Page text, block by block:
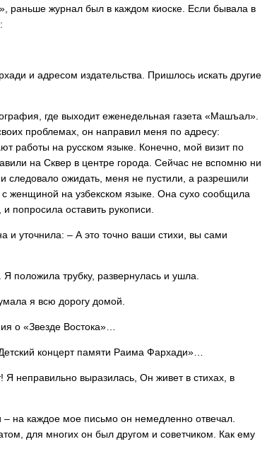
раньше журнал был в каждом киоске. Если бывала в
и адресом издательства. Пришлось искать другие
где выходит еженедельная газета «Машъал».
проблемах, он направил меня по адресу:
работы на русском языке. Конечно, мой визит по
на Сквер в центре города. Сейчас не вспомню ни
следовало ожидать, меня не пустили, а разрешили
женщиной на узбекском языке. Она сухо сообщила
попросила оставить рукописи.
и уточнила: – А это точно ваши стихи, вы сами
положила трубку, развернулась и ушла.
я всю дорогу домой.
о «Звезде Востока»…
концерт памяти Раима Фархади»…
Я неправильно выразилась, Он живет в стихах, в
на каждое мое письмо он немедленно отвечал.
для многих он был другом и советчиком. Как ему